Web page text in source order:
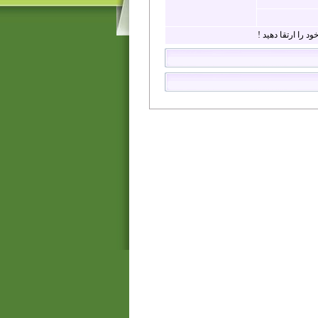
را ارتقا دهید !